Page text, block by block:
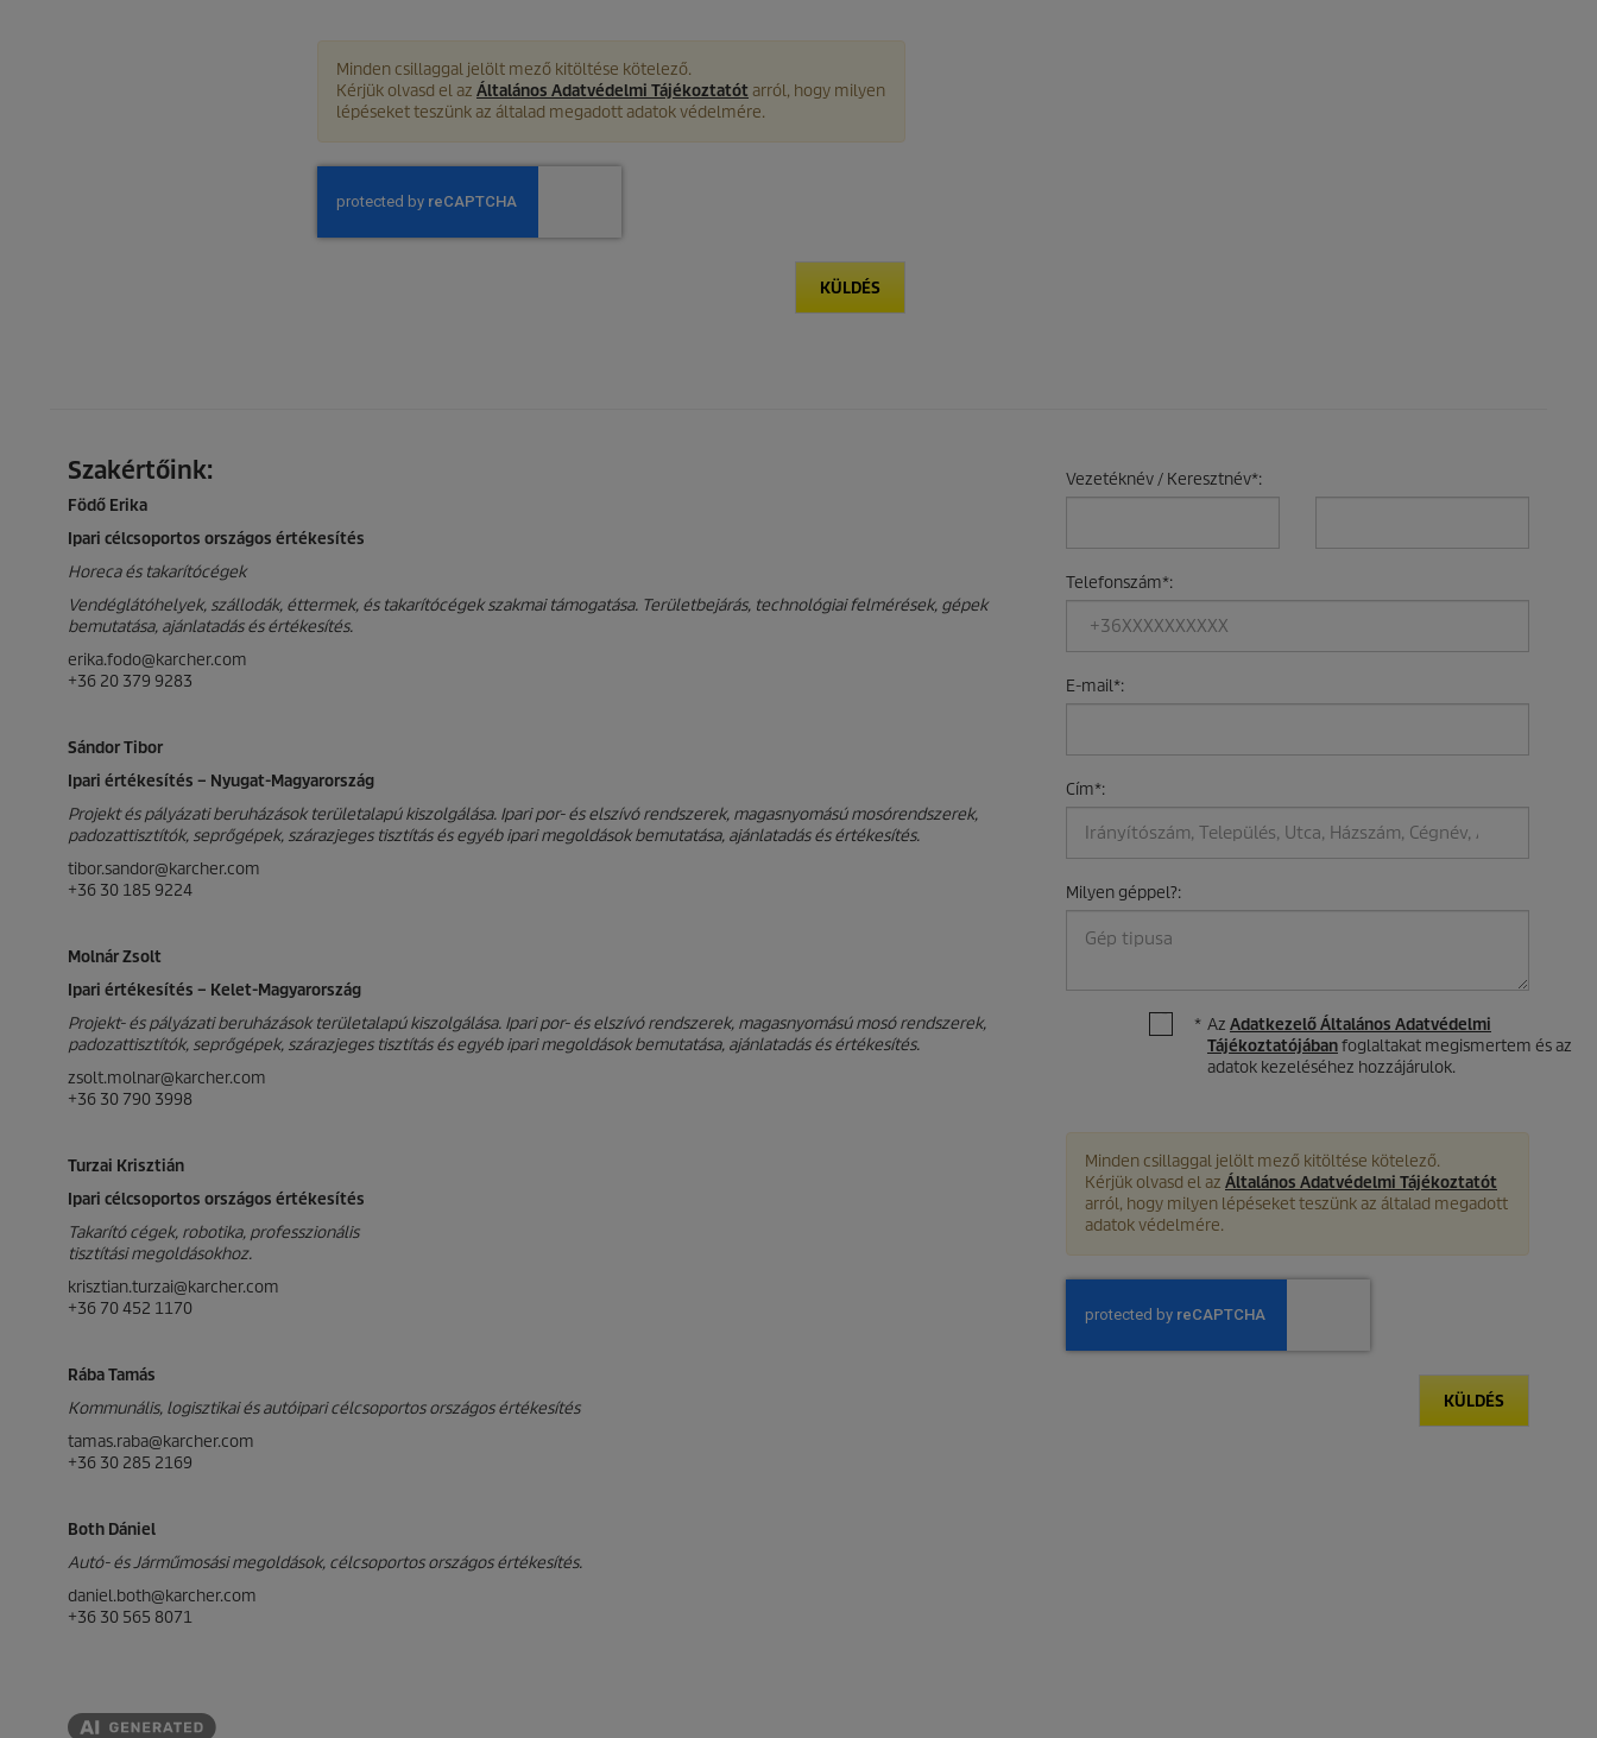
Minden csillaggal jelölt mező kitöltése kötelező.
Kérjük olvasd el az Általános Adatvédelmi Tájékoztatót arról, hogy milyen
lépéseket teszünk az általad megadott adatok védelmére.
KÜLDÉS
Szakértőink:
Födő Erika
Ipari célcsoportos országos értékesítés
Horeca és takarítócégek
Vendéglátóhelyek, szállodák, éttermek, és takarítócégek szakmai támogatása. Területbejárás, technológiai felmérések, gépek
bemutatása, ajánlatadás és értékesítés.
erika.fodo@karcher.com
+36 20 379 9283
Sándor Tibor
Ipari értékesítés – Nyugat-Magyarország
Projekt és pályázati beruházások területalapú kiszolgálása. Ipari por- és elszívó rendszerek, magasnyomású mosórendszerek,
padozattisztítók, seprőgépek, szárazjeges tisztítás és egyéb ipari megoldások bemutatása, ajánlatadás és értékesítés.
tibor.sandor@karcher.com
+36 30 185 9224
Molnár Zsolt
Ipari értékesítés – Kelet-Magyarország
Projekt- és pályázati beruházások területalapú kiszolgálása. Ipari por- és elszívó rendszerek, magasnyomású mosó rendszerek,
padozattisztítók, seprőgépek, szárazjeges tisztítás és egyéb ipari megoldások bemutatása, ajánlatadás és értékesítés.
zsolt.molnar@karcher.com
+36 30 790 3998
Turzai Krisztián
Ipari célcsoportos országos értékesítés
Takarító cégek, robotika, professzionális
tisztítási megoldásokhoz.
krisztian.turzai@karcher.com
+36 70 452 1170
Rába Tamás
Kommunális, logisztikai és autóipari célcsoportos országos értékesítés
tamas.raba@karcher.com
+36 30 285 2169
Both Dániel
Autó- és Járműmosási megoldások, célcsoportos országos értékesítés.
daniel.both@karcher.com
+36 30 565 8071
Vezetéknév / Keresztnév*:
Telefonszám*:
E-mail*:
Cím*:
Milyen géppel?:
* Az Adatkezelő Általános Adatvédelmi
Tájékoztatójábanfoglaltakat megismertem és az
adatok kezeléséhez hozzájárulok.
Minden csillaggal jelölt mező kitöltése kötelező.
Kérjük olvasd el az Általános Adatvédelmi Tájékoztatót
arról, hogy milyen lépéseket teszünk az általad megadott
adatok védelmére.
KÜLDÉS